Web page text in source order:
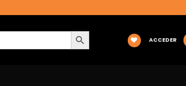
BOTÓN DE BÚSQUEDA
ACCEDER